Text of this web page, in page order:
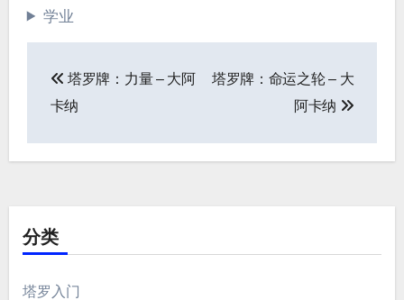
学业
章
航
塔罗牌：力量 – 大阿
卡纳
塔罗牌：命运之轮 – 大
阿卡纳
分类
塔罗入门